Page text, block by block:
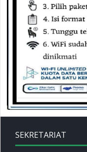
SEKRETARIAT